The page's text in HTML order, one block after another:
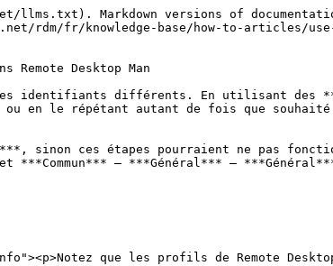
Markdown versions of
rdm/fr/knowledge-base/how-to-articles/
Desktop Man
identifiants différents. En utilisant des
en le répétant autant de fois que
sinon ces étapes pourraient ne pas
– ***Général*** –